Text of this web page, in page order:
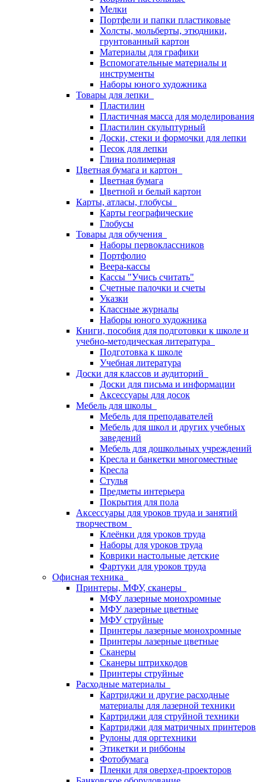
Мелки
Портфели и папки пластиковые
Холсты, мольберты, этюдники,
грунтованный картон
Материалы для графики
Вспомогательные материалы и
инструменты
Наборы юного художника
Товары для лепки
Пластилин
Пластичная масса для моделирования
Пластилин скульптурный
Доски, стеки и формочки для лепки
Песок для лепки
Глина полимерная
Цветная бумага и картон
Цветная бумага
Цветной и белый картон
Карты, атласы, глобусы
Карты географические
Глобусы
Товары для обучения
Наборы первоклассников
Портфолио
Веера-кассы
Кассы "Учись считать"
Счетные палочки и счеты
Указки
Классные журналы
Наборы юного художника
Книги, пособия для подготовки к школе и
учебно-методическая литература
Подготовка к школе
Учебная литература
Доски для классов и аудиторий
Доски для письма и информации
Аксессуары для досок
Мебель для школы
Мебель для преподавателей
Мебель для школ и других учебных
заведений
Мебель для дошкольных учреждений
Кресла и банкетки многоместные
Кресла
Стулья
Предметы интерьера
Покрытия для пола
Аксессуары для уроков труда и занятий
творчеством
Клеёнки для уроков труда
Наборы для уроков труда
Коврики настольные детские
Фартуки для уроков труда
Офисная техника
Принтеры, МФУ, сканеры
МФУ лазерные монохромные
МФУ лазерные цветные
МФУ струйные
Принтеры лазерные монохромные
Принтеры лазерные цветные
Сканеры
Сканеры штрихкодов
Принтеры струйные
Расходные материалы
Картриджи и другие расходные
материалы для лазерной техники
Картриджи для струйной техники
Картриджи для матричных принтеров
Рулоны для оргтехники
Этикетки и риббоны
Фотобумага
Пленки для оверхед-проекторов